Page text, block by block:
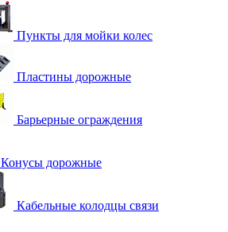
Пункты для мойки колес
Пластины дорожные
Барьерные ограждения
Конусы дорожные
Кабельные колодцы связи